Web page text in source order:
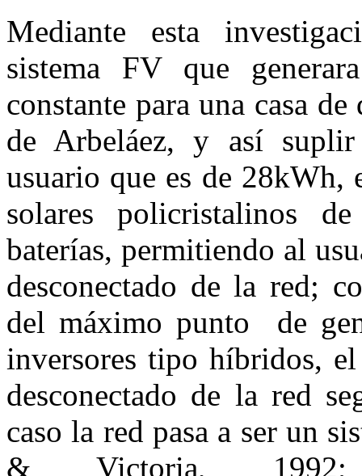
Mediante esta
sistema FV que
constante para una casa
de Arbeláez, y así
usuario que es de 28kWh,
solares policristalinos
baterías, permitiendo al
desconectado de la red;
del máximo punto de
inversores tipo híbridos, el
desconectado de la red
caso la red pasa a ser un
& Victoria, 1992;